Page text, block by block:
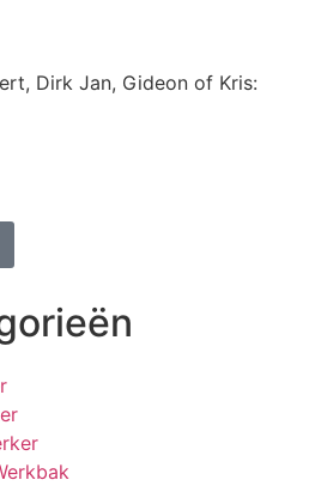
Dirk Jan, Gideon of Kris: